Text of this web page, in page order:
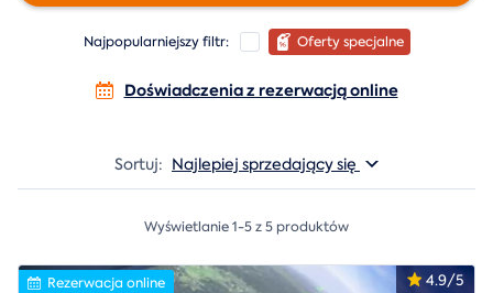
Najpopularniejszy filtr: Oferty specjalne
Doświadczenia z rezerwacją online
Sortuj: Najlepiej sprzedający się
Wyświetlanie 1-5 z 5 produktów
4.9/5
Rezerwacja online